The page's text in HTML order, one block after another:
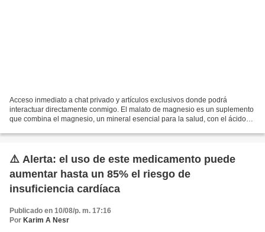
Acceso inmediato a chat privado y artículos exclusivos donde podrá
interactuar directamente conmigo. El malato de magnesio es un suplemento
que combina el magnesio, un mineral esencial para la salud, con el ácido
⚠️ Alerta: el uso de este medicamento puede
aumentar hasta un 85% el riesgo de
insuficiencia cardíaca
Publicado en 10/08/p. m. 17:16
Por Karim A Nesr